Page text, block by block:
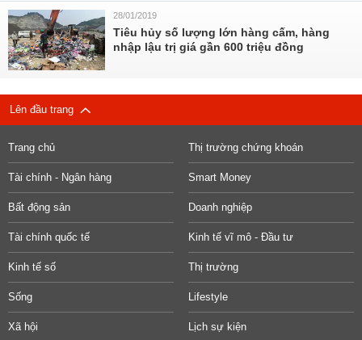
28/01/2019
Tiêu hủy số lượng lớn hàng cấm, hàng
nhập lậu trị giá gần 600 triệu đồng
Lên đầu trang
Trang chủ Thị trường chứng khoán
Tài chính - Ngân hàng Smart Money
Bất động sản Doanh nghiệp
Tài chính quốc tế Kinh tế vĩ mô - Đầu tư
Kinh tế số Thị trường
Sống Lifestyle
Xã hội Lịch sự kiện